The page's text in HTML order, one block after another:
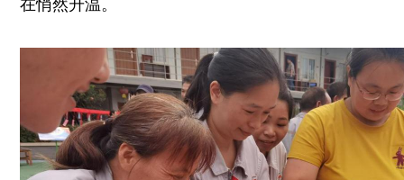
在悄然升温。